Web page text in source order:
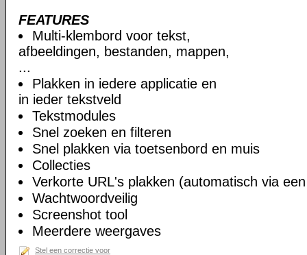
FEATURES
Multi-klembord voor tekst,
afbeeldingen, bestanden, mappen,
...
Plakken in iedere applicatie en
in ieder tekstveld
Tekstmodules
Snel zoeken en filteren
Snel plakken via toetsenbord en muis
Collecties
Verkorte URL's plakken (automatisch via
Wachtwoordveilig
Screenshot tool
Meerdere weergaves
Stel een correctie voor